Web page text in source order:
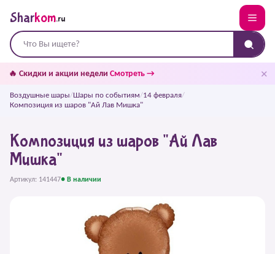
Sharkom.ru
🔥 Скидки и акции недели Смотреть → ✕
Воздушные шары/Шары по событиям/14 февраля/
Композиция из шаров "Ай Лав Мишка"
Композиция из шаров "Ай Лав
Мишка"
Артикул: 141447● В наличии